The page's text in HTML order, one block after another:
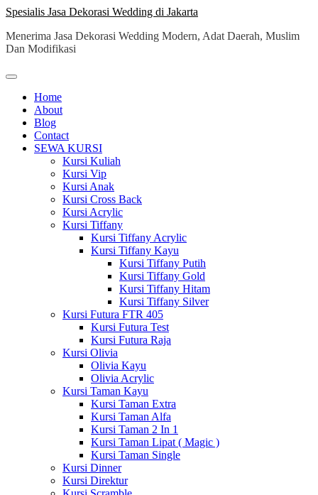
Skip
content
Spesialis Jasa Dekorasi Wedding di Jakarta
Menerima Jasa Dekorasi Wedding Modern, Adat Daerah, Muslim
Dan Modifikasi
Home
About
Blog
Contact
SEWA KURSI
Kursi Kuliah
Kursi Vip
Kursi Anak
Kursi Cross Back
Kursi Acrylic
Kursi Tiffany
Kursi Tiffany Acrylic
Kursi Tiffany Kayu
Kursi Tiffany Putih
Kursi Tiffany Gold
Kursi Tiffany Hitam
Kursi Tiffany Silver
Kursi Futura FTR 405
Kursi Futura Test
Kursi Futura Raja
Kursi Olivia
Olivia Kayu
Olivia Acrylic
Kursi Taman Kayu
Kursi Taman Extra
Kursi Taman Alfa
Kursi Taman 2 In 1
Kursi Taman Lipat ( Magic )
Kursi Taman Single
Kursi Dinner
Kursi Direktur